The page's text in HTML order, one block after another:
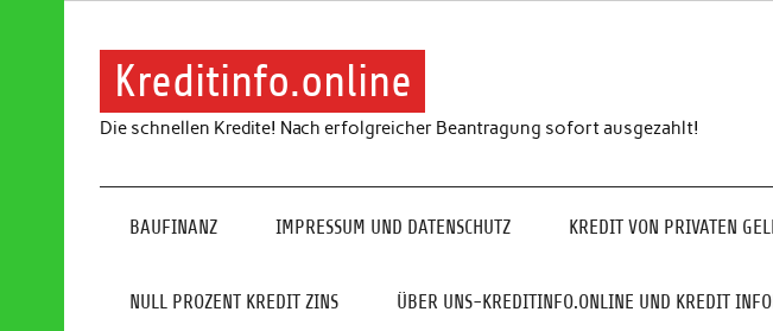
Kreditinfo.online
Die schnellen Kredite! Nach erfolgreicher Beantragung sofort ausgezahlt!
BAUFINANZ IMPRESSUM UND DATENSCHUTZ KREDIT VON PRIVATEN
NULL PROZENT KREDIT ZINS ÜBER UNS-KREDITINFO.ONLINE UND KREDIT